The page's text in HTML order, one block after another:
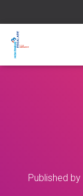
Published by